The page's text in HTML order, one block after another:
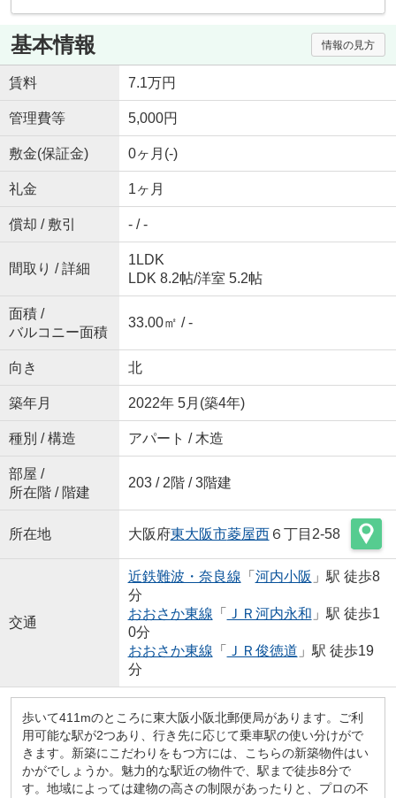
基本情報 情報の見方
賃料 7.1万円
管理費等 5,000円
敷金(保証金) 0ヶ月(-)
礼金 1ヶ月
償却 / 敷引 - / -
間取り / 詳細
1LDK
LDK 8.2帖/洋室 5.2帖
面積 /
バルコニー面積
33.00㎡ / -
向き 北
築年月 2022年 5月(築4年)
種別 / 構造 アパート / 木造
部屋 /
所在階 / 階建
203 / 2階 / 3階建
所在地 大阪府東大阪市菱屋西６丁目2-58
交通
近鉄難波・奈良線 「 河内小阪 」駅 徒歩8
分
おおさか東線 「 ＪＲ河内永和 」駅 徒歩1
0分
おおさか東線 「 ＪＲ俊徳道 」駅 徒歩19
分
歩いて411mのところに東大阪小阪北郵便局があります。ご利
用可能な駅が2つあり、行き先に応じて乗車駅の使い分けがで
きます。新築にこだわりをもつ方には、こちらの新築物件はい
かがでしょうか。魅力的な駅近の物件で、駅まで徒歩8分で
す。地域によっては建物の高さの制限があったりと、プロの不